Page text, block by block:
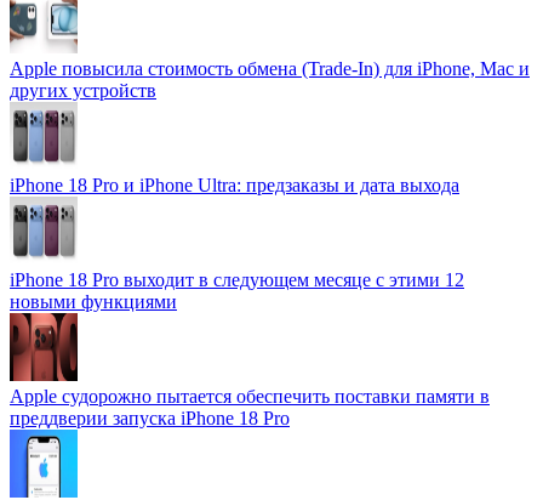
Apple повысила стоимость обмена (Trade-In) для iPhone, Mac и
других устройств
iPhone 18 Pro и iPhone Ultra: предзаказы и дата выхода
iPhone 18 Pro выходит в следующем месяце с этими 12
новыми функциями
Apple судорожно пытается обеспечить поставки памяти в
преддверии запуска iPhone 18 Pro